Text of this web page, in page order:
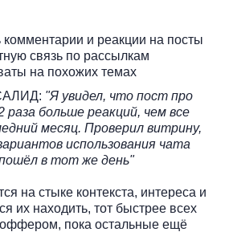
комментарии и реакции на посты
связь по рассылкам
на похожих темах
"Я увидел, что пост про
раза больше реакций, чем все
месяц. Проверил витрину,
использования чата
в тот же день"
на стыке контекста, интереса и
их находить, тот быстрее всех
пока остальные ещё